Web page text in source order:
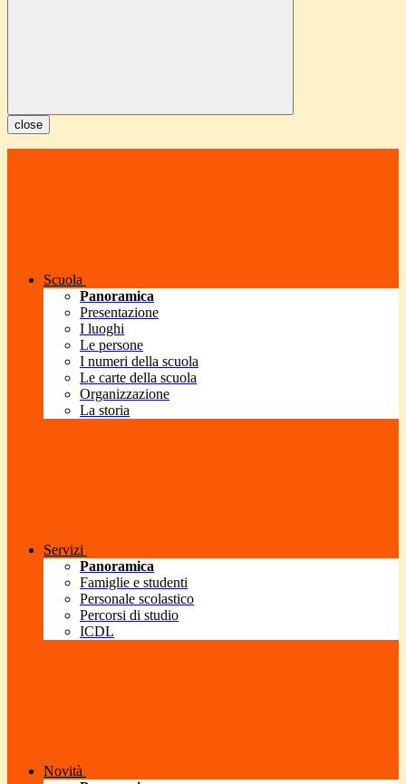
close
Scuola
Panoramica
Presentazione
I luoghi
Le persone
I numeri della scuola
Le carte della scuola
Organizzazione
La storia
Servizi
Panoramica
Famiglie e studenti
Personale scolastico
Percorsi di studio
ICDL
Novità